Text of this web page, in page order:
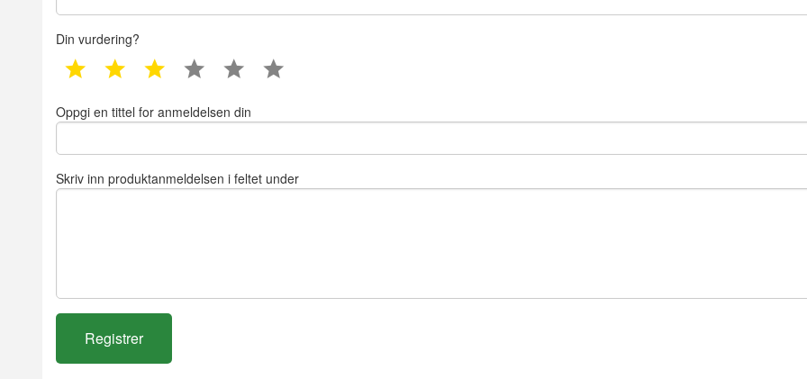
Din vurdering?
1 star 2 star 3 star 4 star 5 star
Oppgi en tittel for anmeldelsen din
Skriv inn produktanmeldelsen i feltet under